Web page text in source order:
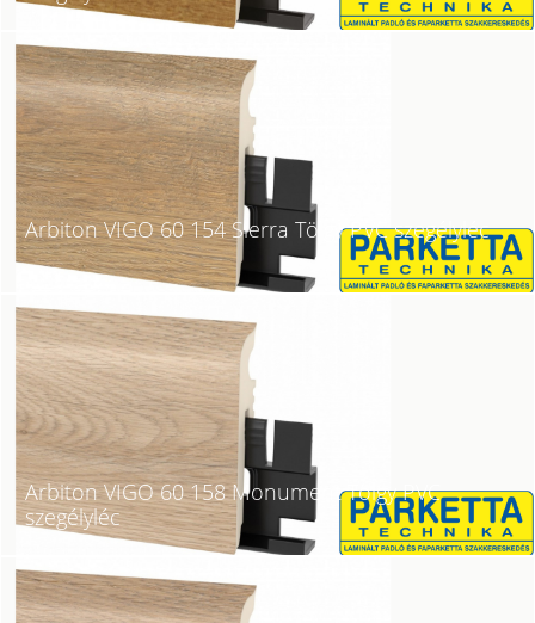
Arbiton VIGO 60 154 Sierra Tölgy PVC szegélyléc
Arbiton VIGO 60 158 Monument Tölgy PVC
szegélyléc